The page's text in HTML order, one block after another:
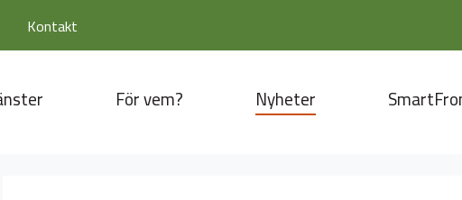
Kontakt
För vem? Nyheter